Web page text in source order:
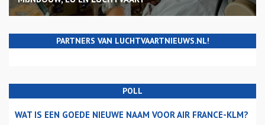
PARTNERS VAN LUCHTVAARTNIEUWS.NL!
POLL
WAT IS EEN GOEDE NIEUWE NAAM VOOR AIR FRANCE-KLM?